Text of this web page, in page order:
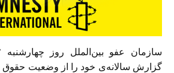
گزارش سالانه‌ی خود را از وضعیت